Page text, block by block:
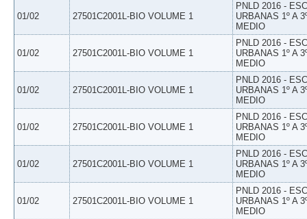
01/02 27501C2001L-BIO VOLUME 1
PNLD 2016 -
URBANAS 1º A
MEDIO
01/02 27501C2001L-BIO VOLUME 1
PNLD 2016 -
URBANAS 1º A
MEDIO
01/02 27501C2001L-BIO VOLUME 1
PNLD 2016 -
URBANAS 1º A
MEDIO
01/02 27501C2001L-BIO VOLUME 1
PNLD 2016 -
URBANAS 1º A
MEDIO
01/02 27501C2001L-BIO VOLUME 1
PNLD 2016 -
URBANAS 1º A
MEDIO
01/02 27501C2001L-BIO VOLUME 1
PNLD 2016 -
URBANAS 1º A
MEDIO